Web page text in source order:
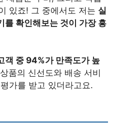
있죠! 그 중에서도 저는 실
를 확인해보는 것이 가장 흥
객 중 94%가 만족도가 높
상품의 신선도와 배송 서비
가를 받고 있더라고요.